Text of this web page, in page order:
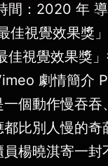
間：2020 年
佳視覺效果獎
佳視覺效果獎
劇情簡介
個動作慢吞吞
比別人慢的奇
楊曉淇寄一封